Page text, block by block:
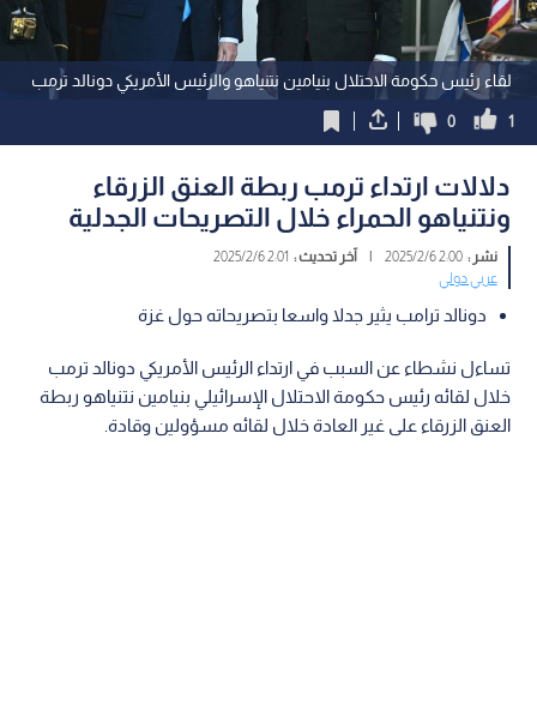
لقاء رئيس حكومة الاحتلال بنيامين نتنياهو والرئيس الأمريكي دونالد ترمب
1
0
دلالات ارتداء ترمب ربطة العنق الزرقاء
ونتنياهو الحمراء خلال التصريحات الجدلية
نشر :2:00 2025/2/6
| آخر تحديث : 2:01 2025/2/6
عربي دولي
دونالد ترامب يثير جدلا واسعا بتصريحاته حول غزة
تساءل نشطاء عن السبب في ارتداء الرئيس الأمريكي دونالد ترمب
خلال لقائه رئيس حكومة الاحتلال الإسرائيلي بنيامين نتنياهو ربطة
العنق الزرقاء على غير العادة خلال لقائه مسؤولين وقادة.